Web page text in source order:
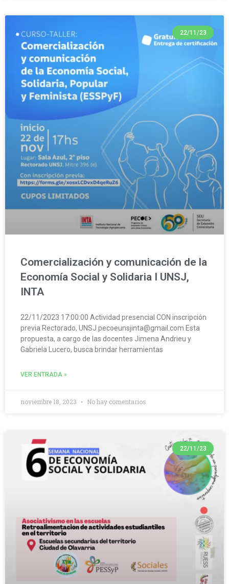
22/11/23
Comercialización y comunicación de la
Economía Social y Solidaria I UNSJ,
INTA
22/11/2023 17:00:00 Actividad presencial CON inscripción
previa Rectorado, UNSJ pecoeunsjinta@gmail.com Esta
propuesta, a cargo de las docentes Jimena Andrieu y
Gabriela Lucero, busca brindar herramientas
VER ENTRADA »
noviembre 18, 2023 No hay comentarios
22/11/23